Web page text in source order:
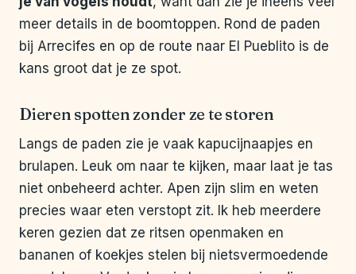
meer details in de boomtoppen. Rond de paden
bij Arrecifes en op de route naar El Pueblito is de
kans groot dat je ze spot.
Dieren spotten zonder ze te storen
Langs de paden zie je vaak kapucijnaapjes en
brulapen. Leuk om naar te kijken, maar laat je tas
niet onbeheerd achter. Apen zijn slim en weten
precies waar eten verstopt zit. Ik heb meerdere
keren gezien dat ze ritsen openmaken en
bananen of koekjes stelen bij nietsvermoedende